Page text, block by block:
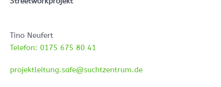
Tino Neufert
Telefon: 0175 675 80 41
projektleitung.safe@suchtzentrum.de